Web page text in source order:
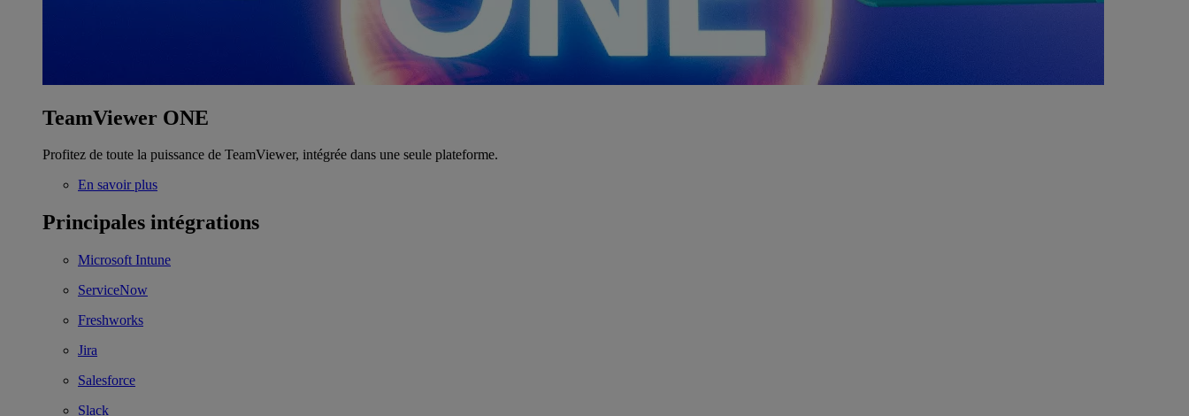
TeamViewer ONE
Profitez de toute la puissance de TeamViewer, intégrée dans une seule plateforme.
En savoir plus
Principales intégrations
Microsoft Intune
ServiceNow
Freshworks
Jira
Salesforce
Slack